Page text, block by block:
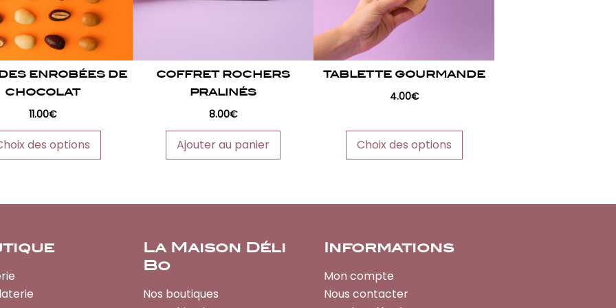
ENROBÉES DE
CHOCOLAT
11.00€
des options
peuvent
être
choisies
sur
la
du
produit
COFFRET ROCHERS
PRALINÉS
8.00€
Ajouter au panier
TABLETTE GOURMANDE
4.00€
Choix des options
peuvent
sur
page
produit
La Maison Déli
Bo
Nos boutiques
Informations
Mon compte
Nous contacter